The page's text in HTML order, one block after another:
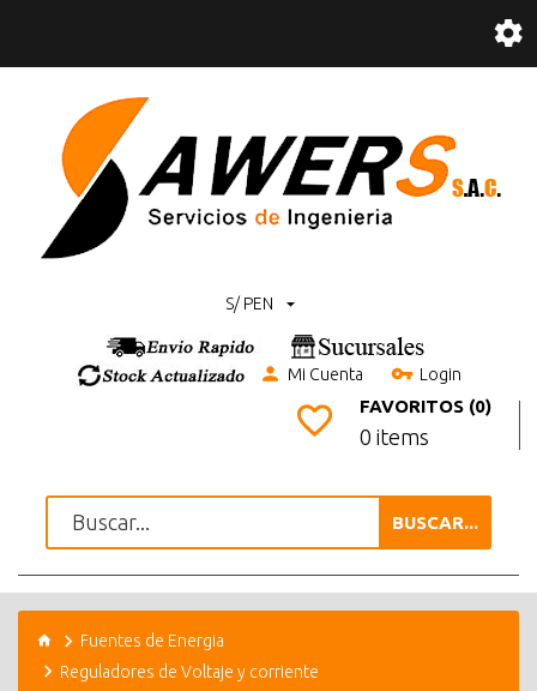
S/ PEN
Mi Cuenta Login
FAVORITOS (0)
0 items
BUSCAR...
Fuentes de Energia
Reguladores de Voltaje y corriente